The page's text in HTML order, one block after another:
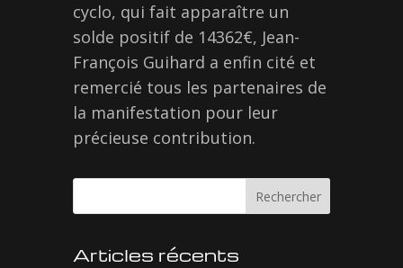
cyclo, qui fait apparaître un
solde positif de 14362€, Jean-
François Guihard a enfin cité et
remercié tous les partenaires de
la manifestation pour leur
précieuse contribution.
Articles récents